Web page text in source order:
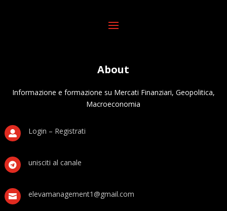
About
Informazione e formazione su Mercati Finanziari, Geopolitica,
Macroeconomia
 Login – Registrati
 unisciti al canale
 elevamanagement1@gmail.com